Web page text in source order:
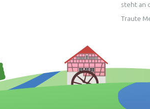
steht an
Traute